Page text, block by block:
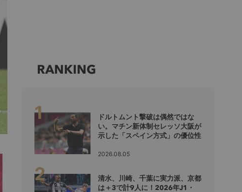
RANKING
ドルトムント撃破は偶然ではな
い。マチン新体制セレッソ大阪が
示した「スペイン方式」の優位性
2026.08.05
清水、川崎、千葉に実力派、京都
は＋3で計9人に！2026年J1・